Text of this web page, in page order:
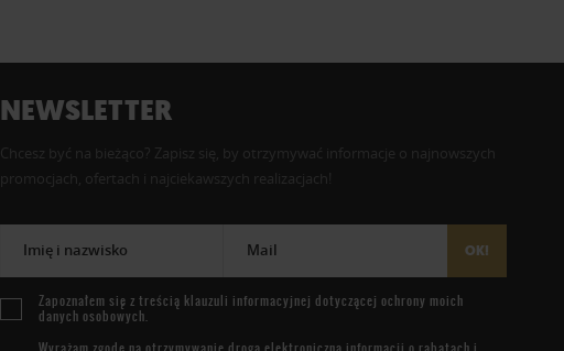
NEWSLETTER
Chcesz być na bieżąco? Zapisz się, by otrzymywać informacje o najnowszych
promocjach, ofertach i najciekawszych realizacjach!
Imię i nazwisko Mail OK!
Zapoznałem się z treścią klauzuli informacyjnej dotyczącej ochrony moich
danych osobowych.